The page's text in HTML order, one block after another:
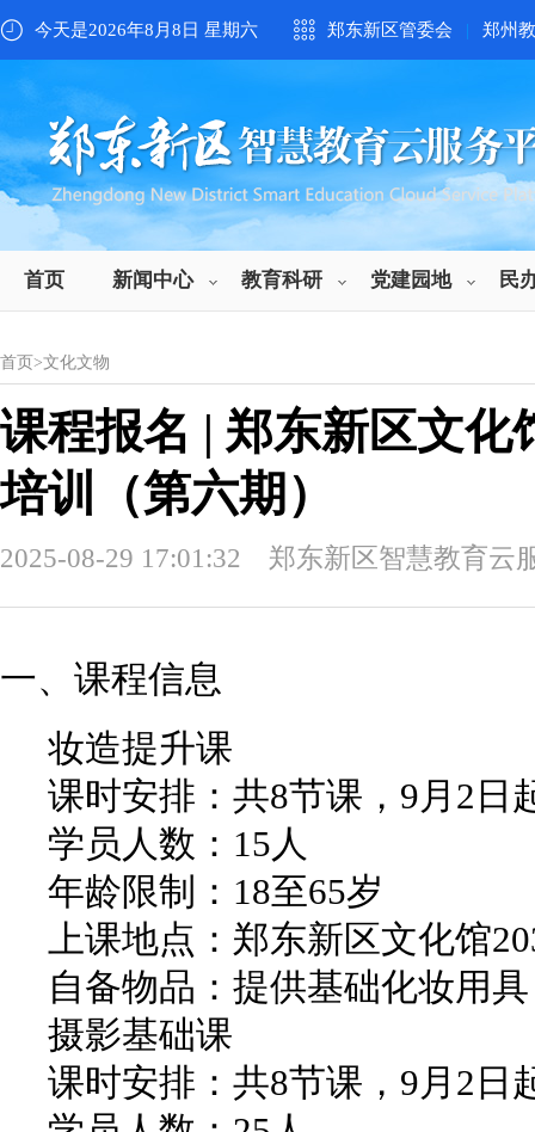
今天是2026年8月8日 星期六 郑东新区管委会 | 郑州
首页 新闻中心 教育科研 党建园地 民
首页 >文化文物
课程报名 | 郑东新区文化
培训（第六期）
2025-08-29 17:01:32 郑东新区智慧教育
一、课程信息
妆造提升课
课时安排：共8节课，9月2日
学员人数：15人
年龄限制：18至65岁
上课地点：郑东新区文化馆
自备物品：提供基础化妆用
摄影基础课
课时安排：共8节课，9月2日